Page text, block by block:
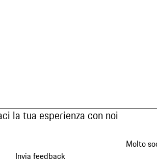
la tua esperienza con noi
Molto
Invia feedback